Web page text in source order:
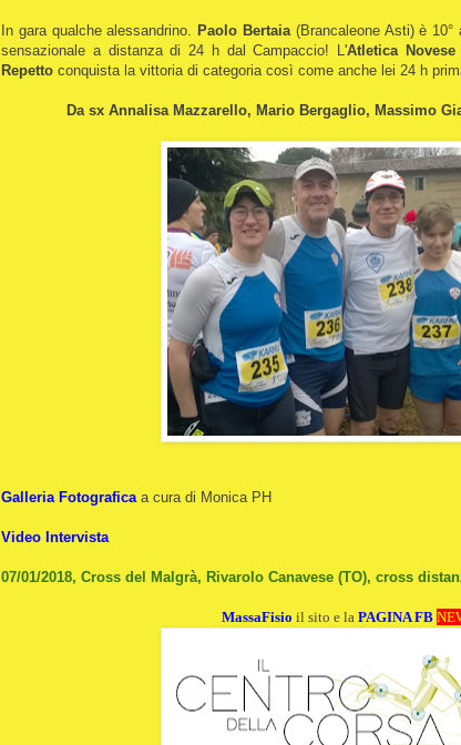
In gara qualche alessandrino. Paolo Bertaia (Brancaleone Asti) è
sensazionale a distanza di 24 h dal Campaccio! L'Atletica Novese
Repetto conquista la vittoria di categoria così come anche lei 24 h
Da sx Annalisa Mazzarello, Mario Bergaglio, Massimo
Galleria Fotografica a cura di Monica PH
Video Intervista
07/01/2018, Cross del Malgrà, Rivarolo Canavese (TO), cross
MassaFisio il sito e la PAGINA FB